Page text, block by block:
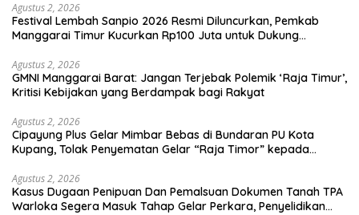
Agustus 2, 2026
Festival Lembah Sanpio 2026 Resmi Diluncurkan, Pemkab
Manggarai Timur Kucurkan Rp100 Juta untuk Dukung
Agustus 2, 2026
GMNI Manggarai Barat: Jangan Terjebak Polemik ‘Raja Timur’,
Kritisi Kebijakan yang Berdampak bagi Rakyat
Agustus 2, 2026
Cipayung Plus Gelar Mimbar Bebas di Bundaran PU Kota
Kupang, Tolak Penyematan Gelar “Raja Timor” kepada
Agustus 2, 2026
Kasus Dugaan Penipuan Dan Pemalsuan Dokumen Tanah TPA
Warloka Segera Masuk Tahap Gelar Perkara, Penyelidikan